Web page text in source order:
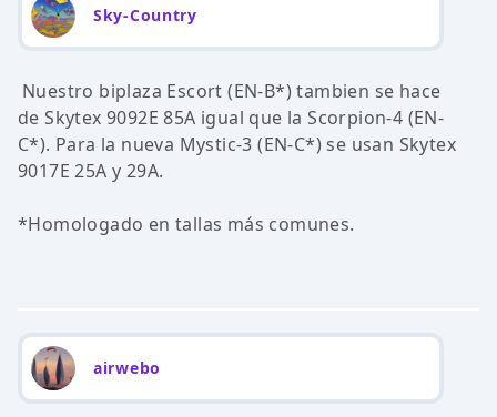
Sky-Country
Nuestro biplaza Escort (EN-B*) tambien se hace
de Skytex 9092E 85A igual que la Scorpion-4 (EN-
C*). Para la nueva Mystic-3 (EN-C*) se usan Skytex
9017E 25A y 29A.
*Homologado en tallas más comunes.
airwebo